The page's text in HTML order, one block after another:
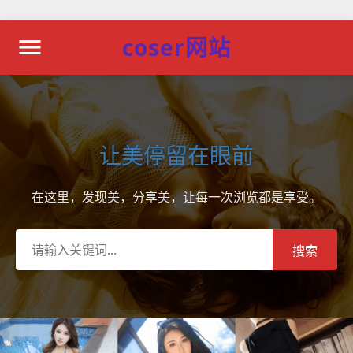
coser网站
让美停留在眼前
在这里，发现美，分享美，让每一次浏览都是享受。
搜索